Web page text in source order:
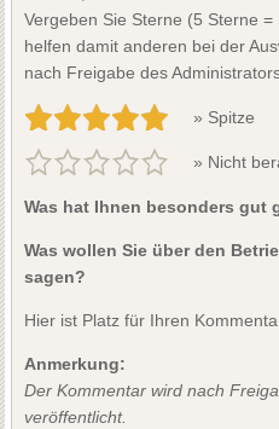
Vergeben Sie Sterne (5 Sterne
helfen damit anderen bei der
nach Freigabe des
» Spitze
» Nicht
Was hat Ihnen besonders gut
Was wollen Sie über den
sagen?
Hier ist Platz für Ihren
Anmerkung:
Der Kommentar wird nach
veröffentlicht.